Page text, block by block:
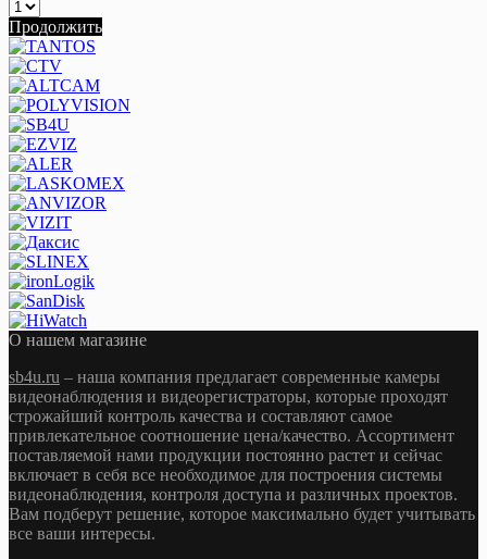
Продолжить
О нашем магазине
sb4u.ru – наша компания предлагает современные камеры
видеонаблюдения и видеорегистраторы, которые проходят
строжайший контроль качества и составляют самое
привлекательное соотношение цена/качество. Ассортимент
поставляемой нами продукции постоянно растет и сейчас
включает в себя все необходимое для построения системы
видеонаблюдения, контроля доступа и различных проектов.
Вам подберут решение, которое максимально будет учитывать
все ваши интересы.